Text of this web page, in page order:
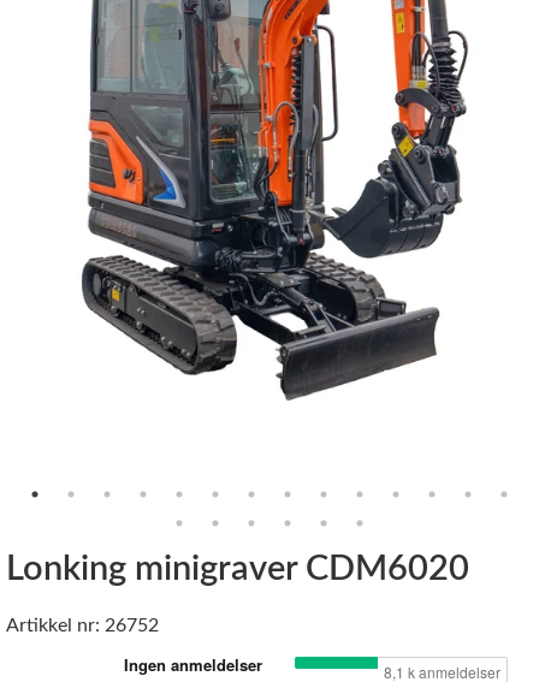
Lagertømming
Kundeservice
Lonking minigraver CDM6020
Artikkel nr: 26752